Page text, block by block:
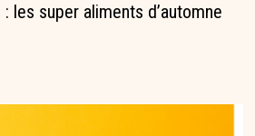
les super aliments d’automne